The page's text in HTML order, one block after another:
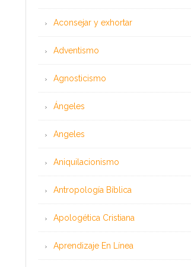
Aconsejar y exhortar
Adventismo
Agnosticismo
Ángeles
Angeles
Aniquilacionismo
Antropología Bíblica
Apologética Cristiana
Aprendizaje En Línea